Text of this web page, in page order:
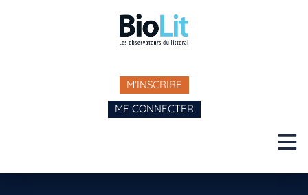
M'INSCRIRE
ME CONNECTER